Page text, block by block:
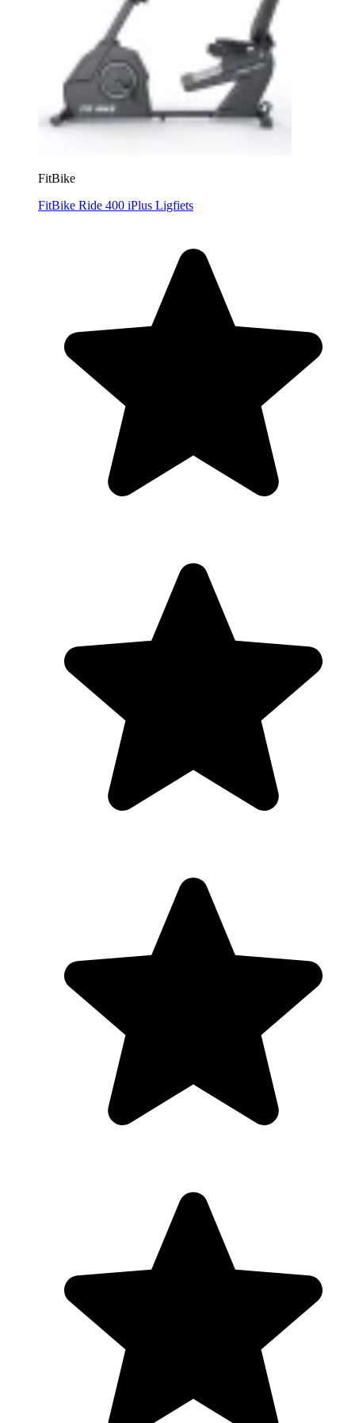
FitBike
FitBike Ride 400 iPlus Ligfiets